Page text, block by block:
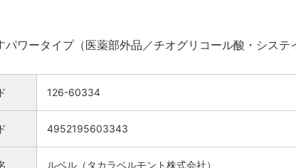
パワータイプ（医薬部外品／チオグリコール酸・システ
126-60334
4952195603343
ルベル（タカラベルモント株式会社）